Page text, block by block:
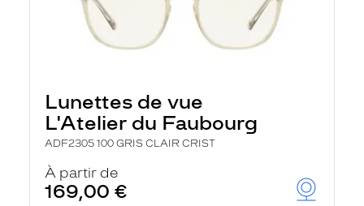
Lunettes de vue
L'Atelier du Faubourg
ADF2305 100 GRIS CLAIR CRIST
À partir de
169,00 €